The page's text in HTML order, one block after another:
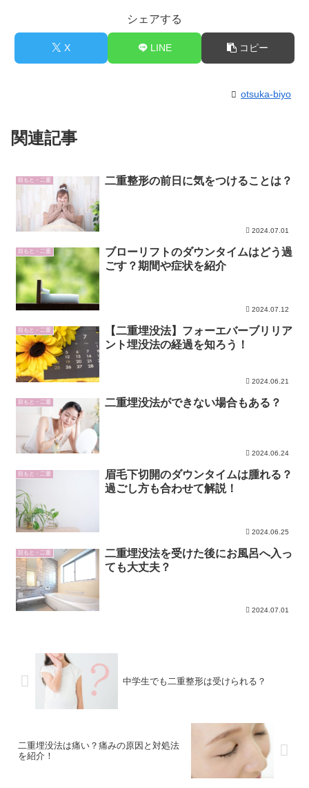
シェアする
X LINE コピー
otsuka-biyo
関連記事
目もと・二重 二重整形の前日に気をつけることは？
2024.07.01
目もと・二重
ブローリフトのダウンタイムはどう過
ごす？期間や症状を紹介
2024.07.12
目もと・二重
【二重埋没法】フォーエバーブリリア
ント埋没法の経過を知ろう！
2024.06.21
目もと・二重 二重埋没法ができない場合もある？
2024.06.24
目もと・二重
眉毛下切開のダウンタイムは腫れる？
過ごし方も合わせて解説！
2024.06.25
目もと・二重
二重埋没法を受けた後にお風呂へ入っ
ても大丈夫？
2024.07.01
中学生でも二重整形は受けられる？
二重埋没法は痛い？痛みの原因と対処法
を紹介！